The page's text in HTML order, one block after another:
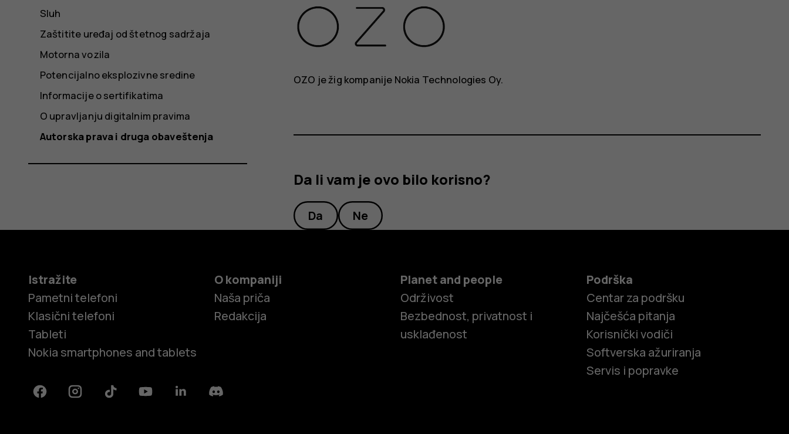
OZO je žig kompanije Nokia Technologies Oy.
Da li vam je ovo bilo korisno?
Da Ne
Sluh
Zaštitite uređaj od štetnog sadržaja
Motorna vozila
Potencijalno eksplozivne sredine
Informacije o sertifikatima
O upravljanju digitalnim pravima
Autorska prava i druga obaveštenja
Istražite
Pametni telefoni
Klasični telefoni
Tableti
Nokia smartphones and tablets
O kompaniji
Naša priča
Redakcija
Planet and people
Održivost
Bezbednost, privatnost i
usklađenost
Podrška
Centar za podršku
Najčešća pitanja
Korisnički vodiči
Softverska ažuriranja
Servis i popravke
FacebookInstagramTiktok YoutubeLinkedinDiscord